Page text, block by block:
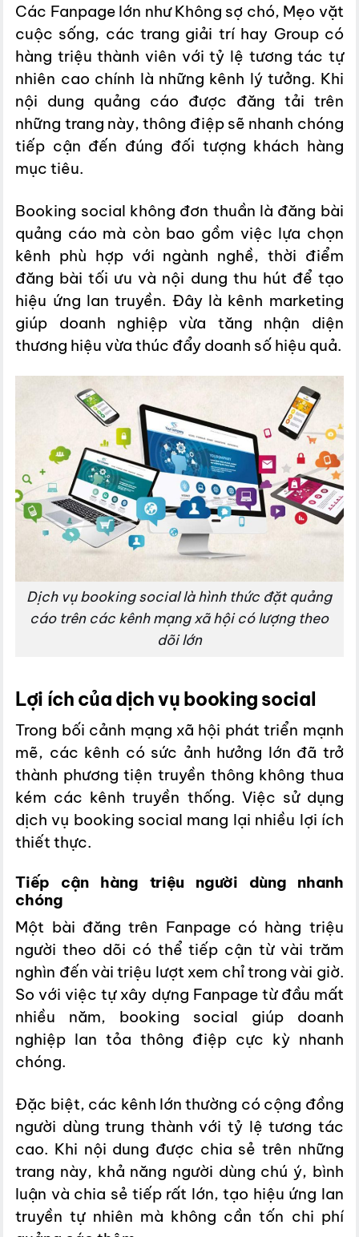
Các Fanpage lớn như Không sợ chó, Mẹo vặt
cuộc sống, các trang giải trí hay Group có
hàng triệu thành viên với tỷ lệ tương tác tự
nhiên cao chính là những kênh lý tưởng. Khi
nội dung quảng cáo được đăng tải trên
những trang này, thông điệp sẽ nhanh chóng
tiếp cận đến đúng đối tượng khách hàng
mục tiêu.
Booking social không đơn thuần là đăng bài
quảng cáo mà còn bao gồm việc lựa chọn
kênh phù hợp với ngành nghề, thời điểm
đăng bài tối ưu và nội dung thu hút để tạo
hiệu ứng lan truyền. Đây là kênh marketing
giúp doanh nghiệp vừa tăng nhận diện
thương hiệu vừa thúc đẩy doanh số hiệu quả.
Dịch vụ booking social là hình thức đặt quảng
cáo trên các kênh mạng xã hội có lượng theo
dõi lớn
Lợi ích của dịch vụ booking social
Trong bối cảnh mạng xã hội phát triển mạnh
mẽ, các kênh có sức ảnh hưởng lớn đã trở
thành phương tiện truyền thông không thua
kém các kênh truyền thống. Việc sử dụng
dịch vụ booking social mang lại nhiều lợi ích
thiết thực.
Tiếp cận hàng triệu người dùng nhanh
chóng
Một bài đăng trên Fanpage có hàng triệu
người theo dõi có thể tiếp cận từ vài trăm
nghìn đến vài triệu lượt xem chỉ trong vài giờ.
So với việc tự xây dựng Fanpage từ đầu mất
nhiều năm, booking social giúp doanh
nghiệp lan tỏa thông điệp cực kỳ nhanh
chóng.
Đặc biệt, các kênh lớn thường có cộng đồng
người dùng trung thành với tỷ lệ tương tác
cao. Khi nội dung được chia sẻ trên những
trang này, khả năng người dùng chú ý, bình
luận và chia sẻ tiếp rất lớn, tạo hiệu ứng lan
truyền tự nhiên mà không cần tốn chi phí